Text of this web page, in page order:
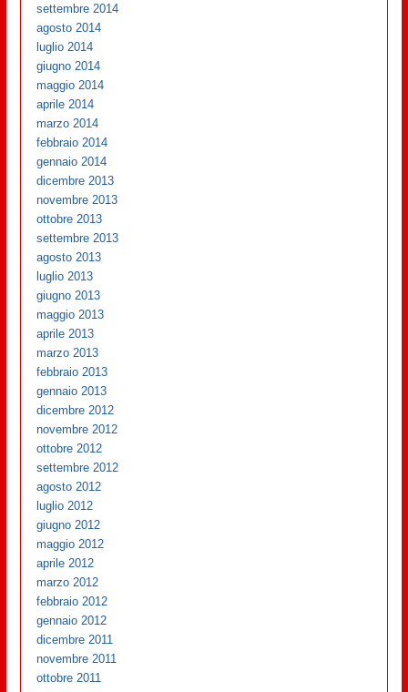
settembre 2014
agosto 2014
luglio 2014
giugno 2014
maggio 2014
aprile 2014
marzo 2014
febbraio 2014
gennaio 2014
dicembre 2013
novembre 2013
ottobre 2013
settembre 2013
agosto 2013
luglio 2013
giugno 2013
maggio 2013
aprile 2013
marzo 2013
febbraio 2013
gennaio 2013
dicembre 2012
novembre 2012
ottobre 2012
settembre 2012
agosto 2012
luglio 2012
giugno 2012
maggio 2012
aprile 2012
marzo 2012
febbraio 2012
gennaio 2012
dicembre 2011
novembre 2011
ottobre 2011